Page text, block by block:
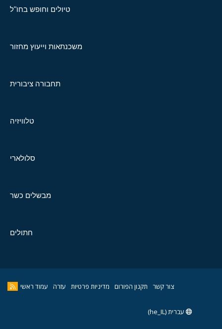
טיולים וחופש בחו"ל
משכנתאות וייעוץ מחזור
תחבורה ציבורית
טלוויזיה
סלולארי
מבשלים כשר
חתולים
צור קשר תקנון הפורום מדיניות פרטיות עזרה עמוד ראשי
עברית (he_IL)